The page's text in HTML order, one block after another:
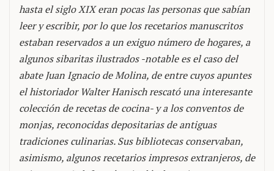
hasta el siglo XIX eran pocas las personas que sabían
leer y escribir, por lo que los recetarios manuscritos
estaban reservados a un exiguo número de hogares, a
algunos sibaritas ilustrados -notable es el caso del
abate Juan Ignacio de Molina, de entre cuyos apuntes
el historiador Walter Hanisch rescató una interesante
colección de recetas de cocina- y a los conventos de
monjas, reconocidas depositarias de antiguas
tradiciones culinarias. Sus bibliotecas conservaban,
asimismo, algunos recetarios impresos extranjeros, de